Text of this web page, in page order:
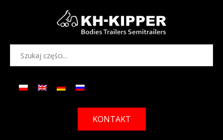
KONTAKT